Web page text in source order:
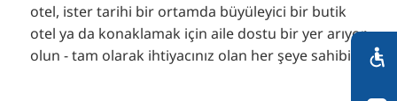
otel, ister tarihi bir ortamda büyüleyici bir butik
otel ya da konaklamak için aile dostu bir yer arıyor
olun - tam olarak ihtiyacınız olan her şeye sahibiz.